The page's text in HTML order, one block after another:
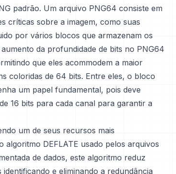
padrão. Um arquivo PNG64 consiste em
críticas sobre a imagem, como suas
por vários blocos que armazenam os
da profundidade de bits no PNG64
que eles acommodem a maior
coloridas de 64 bits. Entre eles, o bloco
um papel fundamental, pois deve
16 bits para cada canal para garantir a
um de seus recursos mais
algoritmo DEFLATE usado pelos arquivos
de dados, este algoritmo reduz
e eliminando a redundância